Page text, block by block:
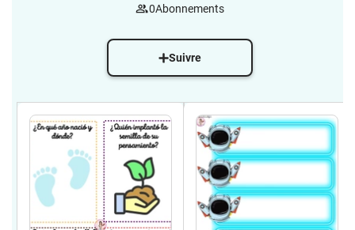
0Abonnements
Suivre